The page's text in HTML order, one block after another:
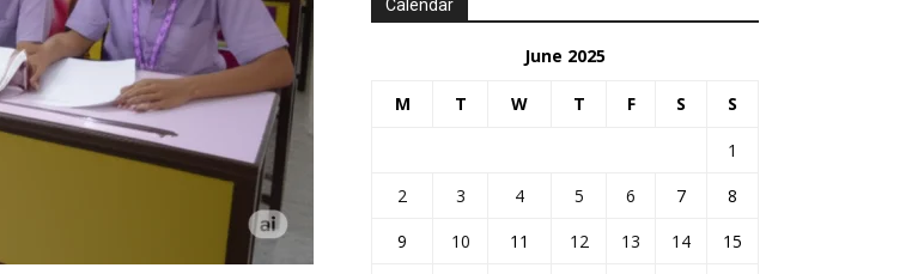
Calendar
June 2025
M T W T F S S
1
2
3 4 5 6 7
8
9
10 11 12 13 14
15